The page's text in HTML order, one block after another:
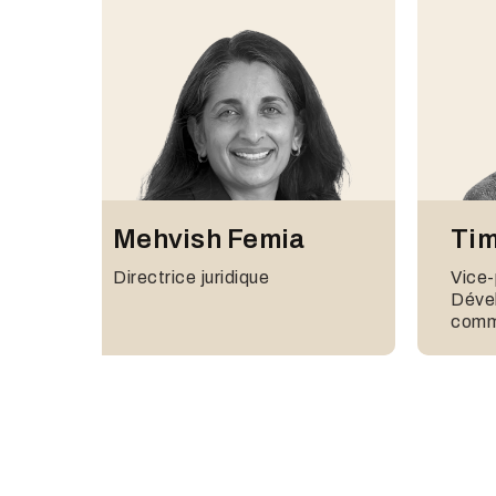
Mehvish Femia
Directrice juridique
Thorsten